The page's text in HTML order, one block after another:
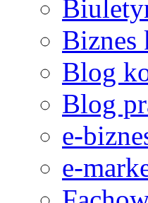
Ref no. 1
Efektem naszej
Biznes
Blog
Blog
e-
e-